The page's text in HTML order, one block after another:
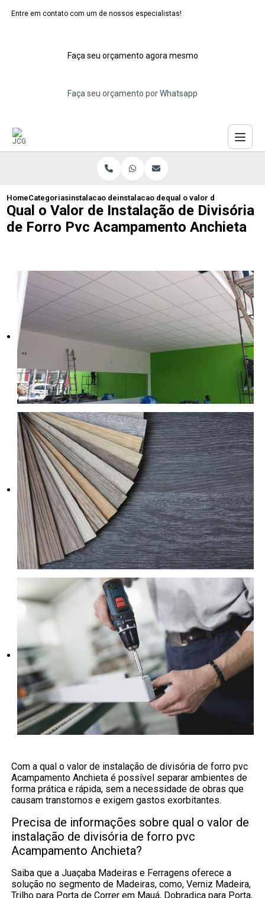
Entre em contato com um de nossos especialistas!
Faça seu orçamento agora mesmo
Faça seu orçamento por Whatsapp
HomeCategoriasinstalacao de divisorias de pvc
instalacao de divisoria pvcqual o valor de instalacao
Qual o Valor de Instalação de Divisória
de Forro Pvc Acampamento Anchieta
Com a qual o valor de instalação de divisória de forro pvc
Acampamento Anchieta é possível separar ambientes de
forma prática e rápida, sem a necessidade de obras que
causam transtornos e exigem gastos exorbitantes.
Precisa de informações sobre qual o valor de
instalação de divisória de forro pvc
Acampamento Anchieta?
Saiba que a Juaçaba Madeiras e Ferragens oferece a
solução no segmento de Madeiras, como, Verniz Madeira,
Trilho para Porta de Correr em Mauá, Dobradiça para Porta,